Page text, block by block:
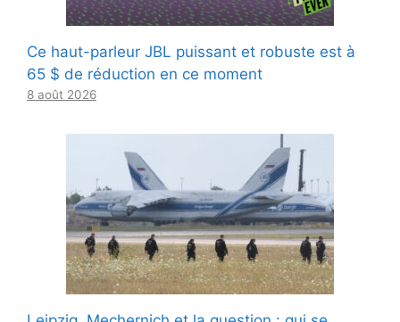
Ce haut-parleur JBL puissant et robuste est à
65 $ de réduction en ce moment
8 août 2026